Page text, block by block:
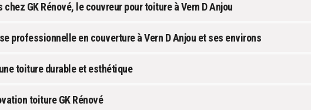
GK Rénové, le couvreur pour toiture à Vern D Anjou
professionnelle en couverture à Vern D Anjou et ses environs
toiture durable et esthétique
toiture GK Rénové